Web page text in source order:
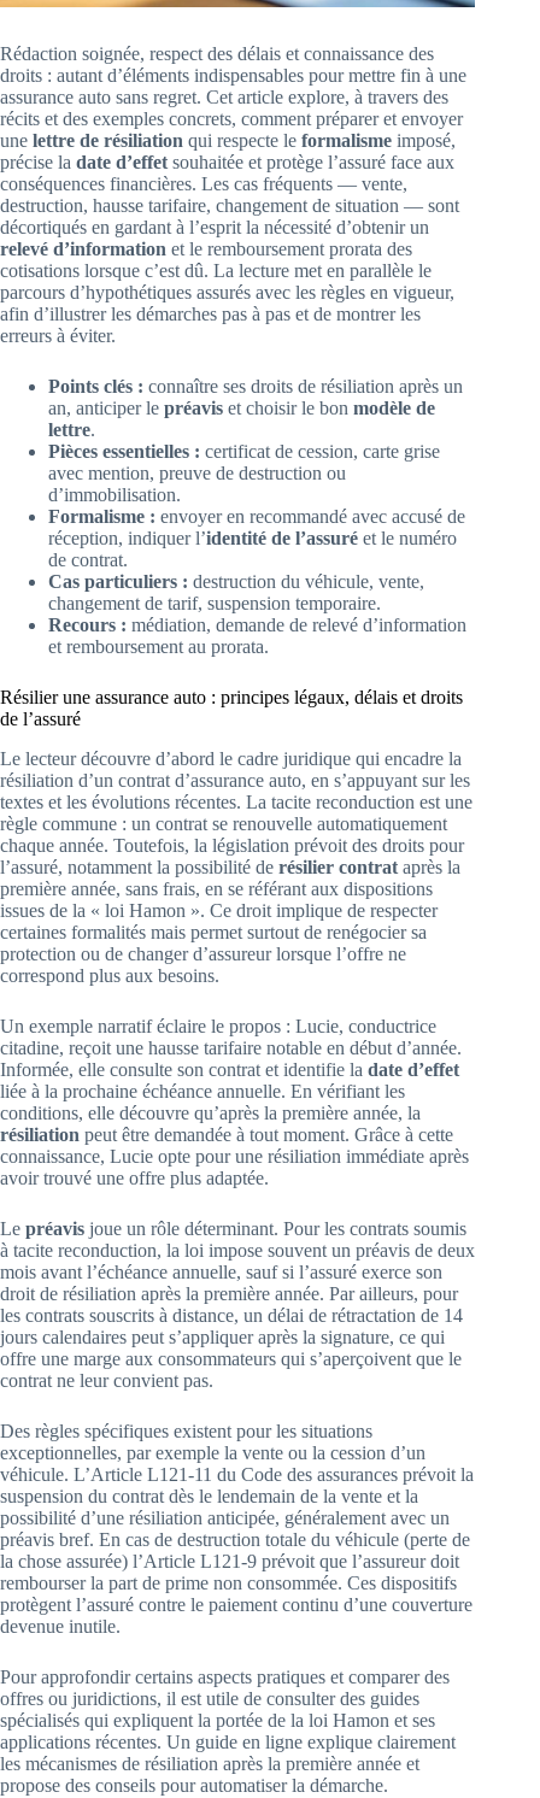
Rédaction soignée, respect des délais et connaissance des
droits : autant d’éléments indispensables pour mettre fin à une
assurance auto sans regret. Cet article explore, à travers des
récits et des exemples concrets, comment préparer et envoyer
une lettre de résiliation qui respecte le formalisme imposé,
précise la date d’effet souhaitée et protège l’assuré face aux
conséquences financières. Les cas fréquents — vente,
destruction, hausse tarifaire, changement de situation — sont
décortiqués en gardant à l’esprit la nécessité d’obtenir un
relevé d’information et le remboursement prorata des
cotisations lorsque c’est dû. La lecture met en parallèle le
parcours d’hypothétiques assurés avec les règles en vigueur,
afin d’illustrer les démarches pas à pas et de montrer les
erreurs à éviter.
Points clés : connaître ses droits de résiliation après un
an, anticiper le préavis et choisir le bon modèle de
lettre.
Pièces essentielles : certificat de cession, carte grise
avec mention, preuve de destruction ou
d’immobilisation.
Formalisme : envoyer en recommandé avec accusé de
réception, indiquer l’identité de l’assuré et le numéro
de contrat.
Cas particuliers : destruction du véhicule, vente,
changement de tarif, suspension temporaire.
Recours : médiation, demande de relevé d’information
et remboursement au prorata.
Résilier une assurance auto : principes légaux, délais et droits
de l’assuré
Le lecteur découvre d’abord le cadre juridique qui encadre la
résiliation d’un contrat d’assurance auto, en s’appuyant sur les
textes et les évolutions récentes. La tacite reconduction est une
règle commune : un contrat se renouvelle automatiquement
chaque année. Toutefois, la législation prévoit des droits pour
l’assuré, notamment la possibilité de résilier contrat après la
première année, sans frais, en se référant aux dispositions
issues de la « loi Hamon ». Ce droit implique de respecter
certaines formalités mais permet surtout de renégocier sa
protection ou de changer d’assureur lorsque l’offre ne
correspond plus aux besoins.
Un exemple narratif éclaire le propos : Lucie, conductrice
citadine, reçoit une hausse tarifaire notable en début d’année.
Informée, elle consulte son contrat et identifie la date d’effet
liée à la prochaine échéance annuelle. En vérifiant les
conditions, elle découvre qu’après la première année, la
résiliation peut être demandée à tout moment. Grâce à cette
connaissance, Lucie opte pour une résiliation immédiate après
avoir trouvé une offre plus adaptée.
Le préavis joue un rôle déterminant. Pour les contrats soumis
à tacite reconduction, la loi impose souvent un préavis de deux
mois avant l’échéance annuelle, sauf si l’assuré exerce son
droit de résiliation après la première année. Par ailleurs, pour
les contrats souscrits à distance, un délai de rétractation de 14
jours calendaires peut s’appliquer après la signature, ce qui
offre une marge aux consommateurs qui s’aperçoivent que le
contrat ne leur convient pas.
Des règles spécifiques existent pour les situations
exceptionnelles, par exemple la vente ou la cession d’un
véhicule. L’Article L121-11 du Code des assurances prévoit la
suspension du contrat dès le lendemain de la vente et la
possibilité d’une résiliation anticipée, généralement avec un
préavis bref. En cas de destruction totale du véhicule (perte de
la chose assurée) l’Article L121-9 prévoit que l’assureur doit
rembourser la part de prime non consommée. Ces dispositifs
protègent l’assuré contre le paiement continu d’une couverture
devenue inutile.
Pour approfondir certains aspects pratiques et comparer des
offres ou juridictions, il est utile de consulter des guides
spécialisés qui expliquent la portée de la loi Hamon et ses
applications récentes. Un guide en ligne explique clairement
les mécanismes de résiliation après la première année et
propose des conseils pour automatiser la démarche.